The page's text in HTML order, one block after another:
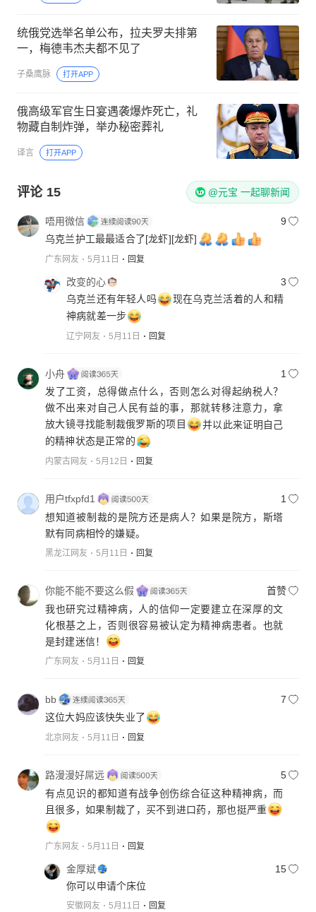
统俄党选举名单公布，拉夫罗夫排第
一，梅德韦杰夫都不见了
子桑鹰脉 打开APP
俄高级军官生日宴遇袭爆炸死亡，礼
物藏自制炸弹，举办秘密葬礼
译言 打开APP
评论 15 @元宝 一起聊新闻
唔用微信
9
乌克兰护工最最适合了[龙虾][龙虾]
广东网友 5月11日 回复
改变的心
3
乌克兰还有年轻人吗
现在乌克兰活着的人和精
神病就差一步
辽宁网友 5月11日 回复
小舟
1
发了工资，总得做点什么，否则怎么对得起纳税人？
做不出来对自己人民有益的事，那就转移注意力，拿
放大镜寻找能制裁俄罗斯的项目
并以此来证明自己
的精神状态是正常的
内蒙古网友 5月12日 回复
用户tfxpfd1
1
想知道被制裁的是院方还是病人？如果是院方，斯塔
默有同病相怜的嫌疑。
黑龙江网友 5月11日 回复
你能不能不要这么假
首赞
我也研究过精神病，人的信仰一定要建立在深厚的文
化根基之上，否则很容易被认定为精神病患者。也就
是封建迷信！
广东网友 5月11日 回复
bb
7
这位大妈应该快失业了
北京网友 5月11日 回复
路漫漫好屌远
5
有点见识的都知道有战争创伤综合征这种精神病，而
且很多，如果制裁了，买不到进口药，那也挺严重
广东网友 5月11日 回复
金厚斌
15
你可以申请个床位
安徽网友 5月11日 回复